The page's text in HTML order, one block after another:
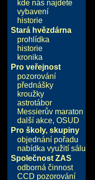
kde nás najdete
vybavení
historie
Stará hvězdárna
prohlídka
historie
kronika
Pro veřejnost
pozorování
přednášky
kroužky
astrotábor
Messierův maraton
další akce, OSUD
Pro školy, skupiny
objednání pořadu
nabídka využití sálu
Společnost ZAS
odborná činnost
CCD pozorování